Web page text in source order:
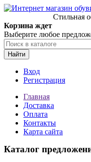
Стильная
Корзина ждет
Выберите любое
Найти
Вход
Регистрация
Главная
Доставка
Оплата
Контакты
Карта сайта
Каталог